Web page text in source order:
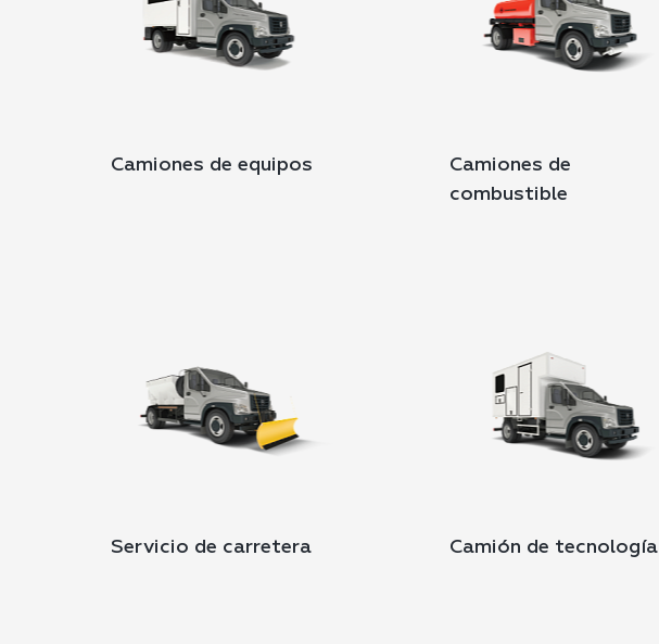
Camiones de equipos
Camiones de
combustible
Servicio de carretera Camión de tecnología